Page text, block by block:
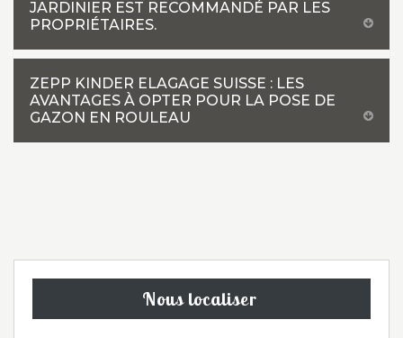
JARDINIER EST RECOMMANDÉ PAR LES
PROPRIÉTAIRES.
ZEPP KINDER ELAGAGE SUISSE : LES
AVANTAGES À OPTER POUR LA POSE DE
GAZON EN ROULEAU
Nous localiser